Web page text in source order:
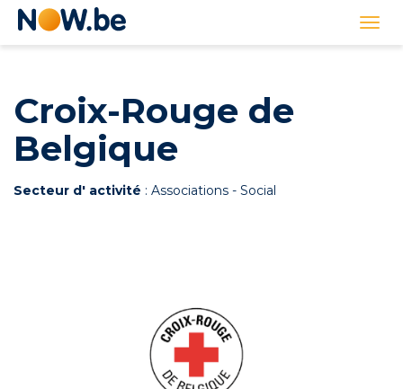
Lien
Croix-Rouge de
Belgique
Secteur d' activité : Associations - Social